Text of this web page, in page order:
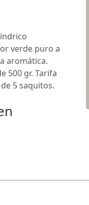
verde puro a
aromática.
500 gr. Tarifa
5 saquitos.